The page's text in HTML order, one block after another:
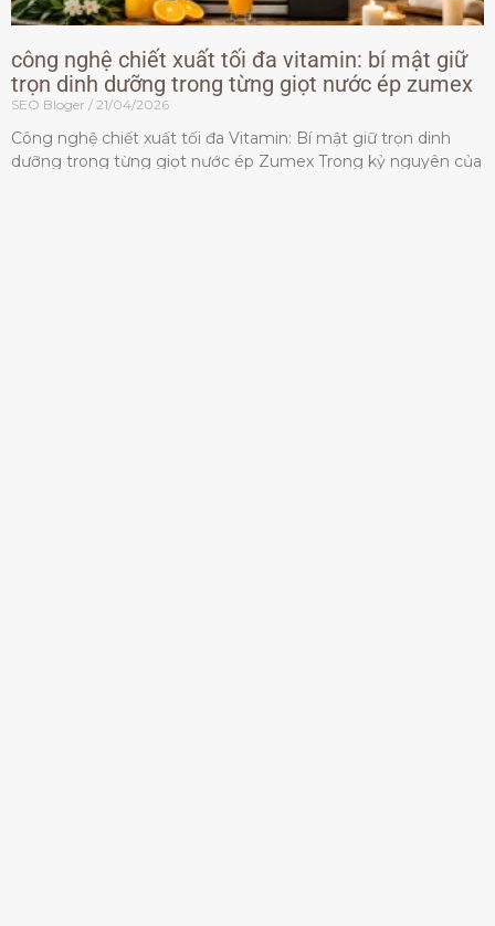
công nghệ chiết xuất tối đa vitamin: bí mật giữ
trọn dinh dưỡng trong từng giọt nước ép zumex
SEO Bloger 21/04/2026
Công nghệ chiết xuất tối đa Vitamin: Bí mật giữ trọn dinh
dưỡng trong từng giọt nước ép Zumex Trong kỷ nguyên của